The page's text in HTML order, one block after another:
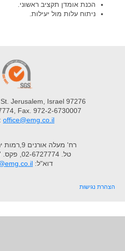
הכנת אומדן תקציב ראשוני.
ניתוח עלות מול יעילות.
Jerusalem, Israel 97276
Fax. 972-2-6730007
office@emg.co.il
רח' מעלה אורנים 9,רמות ירושלים 97276
טל. 02-6727774, פקס. 02-6730007
דוא"ל:
הצהרת נגישות